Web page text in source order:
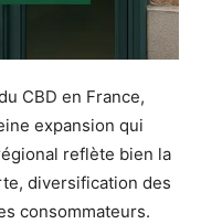
CBD en France,
expansion qui
reflète bien la
diversification des
consommateurs.